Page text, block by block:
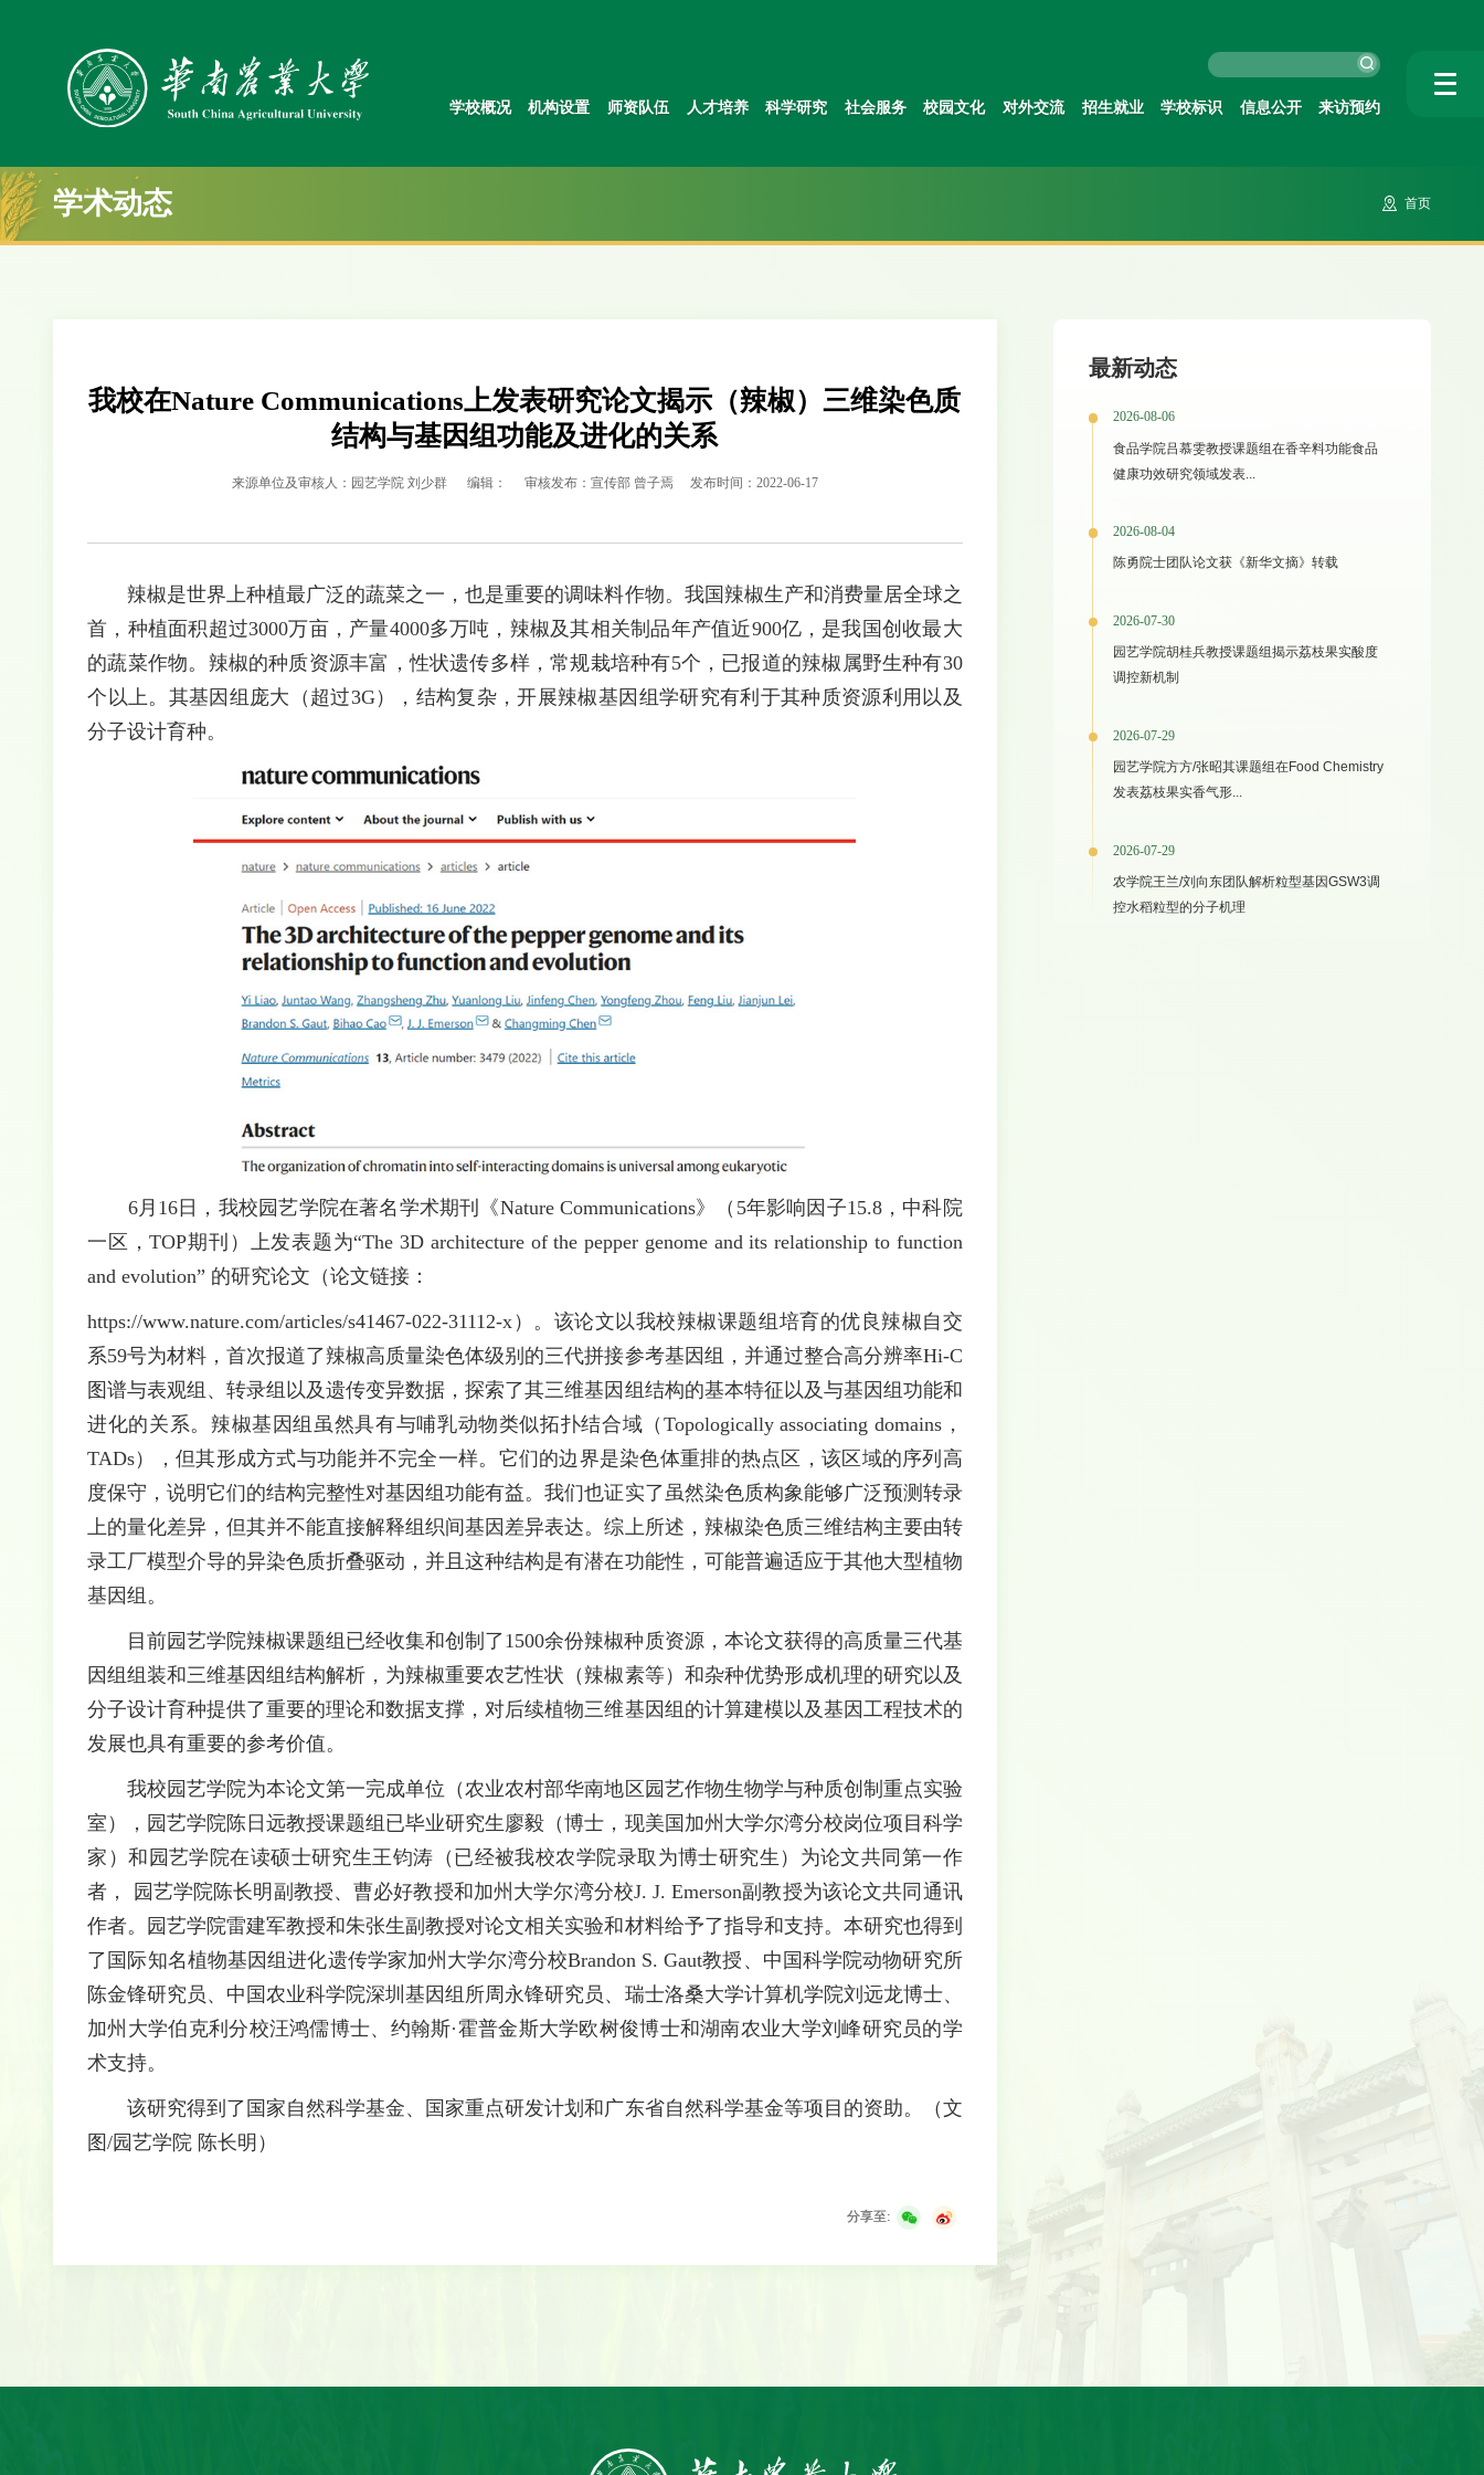
学校概况 机构设置 师资队伍 人才培养 科学研究 社会服务 校园文化 对外交流 招生就业 学校标识 信息公开 来访预约
学术动态 首页
我校在Nature Communications上发表研究论文揭示（辣椒）三维染色质
结构与基因组功能及进化的关系
来源单位及审核人：园艺学院 刘少群 编辑： 审核发布：宣传部 曾子焉 发布时间：2022-06-17
辣椒是世界上种植最广泛的蔬菜之一，也是重要的调味料作物。我国辣椒生产和消费量居全球之
首，种植面积超过3000万亩，产量4000多万吨，辣椒及其相关制品年产值近900亿，是我国创收最大
的蔬菜作物。辣椒的种质资源丰富，性状遗传多样，常规栽培种有5个，已报道的辣椒属野生种有30
个以上。其基因组庞大（超过3G），结构复杂，开展辣椒基因组学研究有利于其种质资源利用以及
分子设计育种。
6月16日，我校园艺学院在著名学术期刊《Nature Communications》（5年影响因子15.8，中科院
一区，TOP期刊）上发表题为“The 3D architecture of the pepper genome and its relationship to function
and evolution” 的研究论文（论文链接：
https://www.nature.com/articles/s41467-022-31112-x）。该论文以我校辣椒课题组培育的优良辣椒自交
系59号为材料，首次报道了辣椒高质量染色体级别的三代拼接参考基因组，并通过整合高分辨率Hi-C
图谱与表观组、转录组以及遗传变异数据，探索了其三维基因组结构的基本特征以及与基因组功能和
进化的关系。辣椒基因组虽然具有与哺乳动物类似拓扑结合域（Topologically associating domains，
TADs），但其形成方式与功能并不完全一样。它们的边界是染色体重排的热点区，该区域的序列高
度保守，说明它们的结构完整性对基因组功能有益。我们也证实了虽然染色质构象能够广泛预测转录
上的量化差异，但其并不能直接解释组织间基因差异表达。综上所述，辣椒染色质三维结构主要由转
录工厂模型介导的异染色质折叠驱动，并且这种结构是有潜在功能性，可能普遍适应于其他大型植物
基因组。
目前园艺学院辣椒课题组已经收集和创制了1500余份辣椒种质资源，本论文获得的高质量三代基
因组组装和三维基因组结构解析，为辣椒重要农艺性状（辣椒素等）和杂种优势形成机理的研究以及
分子设计育种提供了重要的理论和数据支撑，对后续植物三维基因组的计算建模以及基因工程技术的
发展也具有重要的参考价值。
我校园艺学院为本论文第一完成单位（农业农村部华南地区园艺作物生物学与种质创制重点实验
室），园艺学院陈日远教授课题组已毕业研究生廖毅（博士，现美国加州大学尔湾分校岗位项目科学
家）和园艺学院在读硕士研究生王钧涛（已经被我校农学院录取为博士研究生）为论文共同第一作
者， 园艺学院陈长明副教授、曹必好教授和加州大学尔湾分校J. J. Emerson副教授为该论文共同通讯
作者。园艺学院雷建军教授和朱张生副教授对论文相关实验和材料给予了指导和支持。本研究也得到
了国际知名植物基因组进化遗传学家加州大学尔湾分校Brandon S. Gaut教授、中国科学院动物研究所
陈金锋研究员、中国农业科学院深圳基因组所周永锋研究员、瑞士洛桑大学计算机学院刘远龙博士、
加州大学伯克利分校汪鸿儒博士、约翰斯·霍普金斯大学欧树俊博士和湖南农业大学刘峰研究员的学
术支持。
该研究得到了国家自然科学基金、国家重点研发计划和广东省自然科学基金等项目的资助。（文
图/园艺学院 陈长明）
分享至:
最新动态
2026-08-06
食品学院吕慕雯教授课题组在香辛料功能食品
健康功效研究领域发表...
2026-08-04
陈勇院士团队论文获《新华文摘》转载
2026-07-30
园艺学院胡桂兵教授课题组揭示荔枝果实酸度
调控新机制
2026-07-29
园艺学院方方/张昭其课题组在Food Chemistry
发表荔枝果实香气形...
2026-07-29
农学院王兰/刘向东团队解析粒型基因GSW3调
控水稻粒型的分子机理